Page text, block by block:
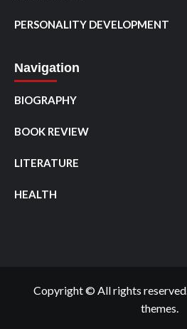
PERSONALITY DEVELOPMENT
Navigation
BIOGRAPHY
BOOK REVIEW
LITERATURE
HEALTH
Copyright © All rights reserved.
themes.